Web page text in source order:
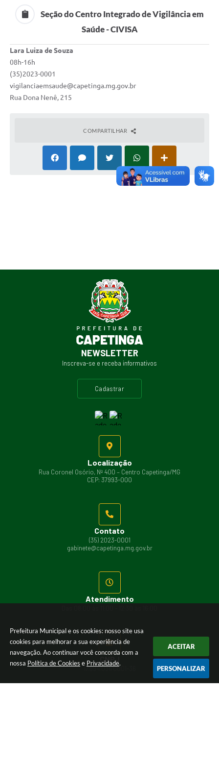
Prefeitura Municipal e os cookies: nosso site usa
cookies para melhorar a sua experiência de
navegação. Ao continuar você concorda com a
nossa Política de Cookies e Privacidade.
ACEITAR
PERSONALIZAR
Seção do Centro Integrado de Vigilância em
Saúde - CIVISA
Lara Luiza de Souza
08h-16h
(35)2023-0001
vigilanciaemsaude@capetinga.mg.gov.br
Rua Dona Nenê, 215
COMPARTILHAR
Localização
Rua Coronel Osório, Nº 400 – Centro Capetinga/MG
CEP: 37993-000
Contato
(35) 2023-0001
gabinete@capetinga.mg.gov.br
Atendimento
CNPJ
17.894.031/0001-36
NEWSLETTER
Inscreva-se e receba informativos
cadastrar